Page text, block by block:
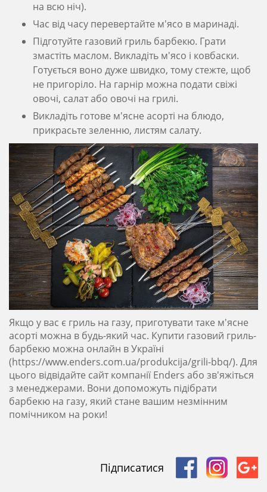
на всю ніч).
Час від часу перевертайте м'ясо в маринаді.
Підготуйте газовий гриль барбекю. Грати
змастіть маслом. Викладіть м'ясо і ковбаски.
Готується воно дуже швидко, тому стежте, щоб
не пригоріло. На гарнір можна подати свіжі
овочі, салат або овочі на грилі.
Викладіть готове м'ясне асорті на блюдо,
прикрасьте зеленню, листям салату.
Якщо у вас є гриль на газу, приготувати таке м'ясне
асорті можна в будь-який час. Купити газовий гриль-
барбекю можна онлайн в Україні
(https://www.enders.com.ua/produkcija/grili-bbq/). Для
цього відвідайте сайт компанії Enders або зв'яжіться
з менеджерами. Вони допоможуть підібрати
барбекю на газу, який стане вашим незмінним
помічником на роки!
Підписатися